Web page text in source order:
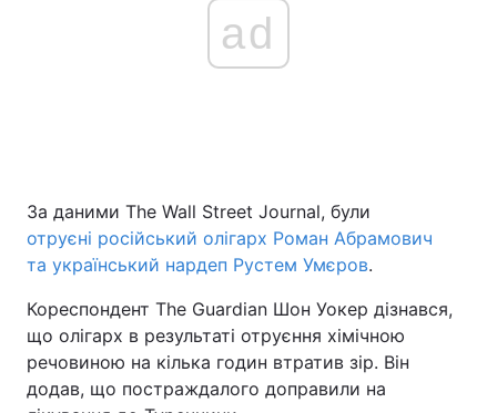
ad
За даними The Wall Street Journal, були
отруєні російський олігарх Роман Абрамович
та український нардеп Рустем Умєров.
Кореспондент The Guardian Шон Уокер дізнався,
що олігарх в результаті отруєння хімічною
речовиною на кілька годин втратив зір. Він
додав, що постраждалого доправили на